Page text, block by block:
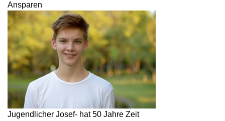
Ansparen
Jugendlicher Josef- hat 50 Jahre Zeit